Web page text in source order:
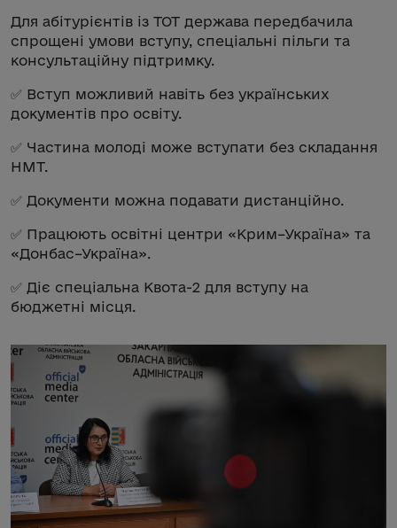
Для абітурієнтів із ТОТ держава передбачила
спрощені умови вступу, спеціальні пільги та
консультаційну підтримку.
✅ Вступ можливий навіть без українських
документів про освіту.
✅ Частина молоді може вступати без складання
НМТ.
✅ Документи можна подавати дистанційно.
✅ Працюють освітні центри «Крим–Україна» та
«Донбас–Україна».
✅ Діє спеціальна Квота-2 для вступу на
бюджетні місця.